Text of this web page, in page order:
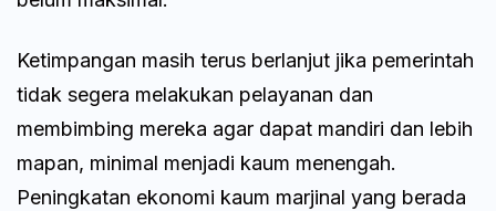
Ketimpangan masih terus berlanjut jika pemerintah
tidak segera melakukan pelayanan dan
membimbing mereka agar dapat mandiri dan lebih
mapan, minimal menjadi kaum menengah.
Peningkatan ekonomi kaum marjinal yang berada